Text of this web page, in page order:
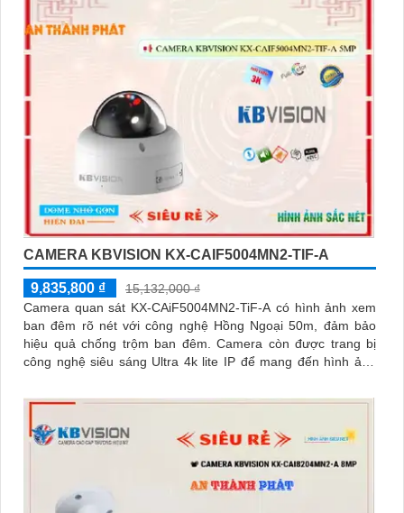
CAMERA KBVISION KX-CAIF5004MN2-TIF-A
9,835,800 ₫
15,132,000 ₫
Camera quan sát KX-CAiF5004MN2-TiF-A có hình ảnh xem
ban đêm rõ nét với công nghệ Hồng Ngoại 50m, đảm bảo
hiệu quả chống trộm ban đêm. Camera còn được trang bị
công nghệ siêu sáng Ultra 4k lite IP để mang đến hình ảnh